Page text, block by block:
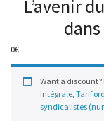
L’avenir
0€
Want a
intégrale, Tarif
syndicalistes